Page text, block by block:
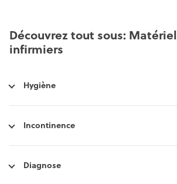
Découvrez tout sous:
infirmiers
Hygiène
Incontinence
Diagnose